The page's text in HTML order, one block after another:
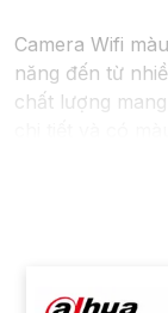
Camera Wifi
năng đến từ
chất lượng
nghệ đèn led
phép bạn nhận
camera ghi lại,
người tham khảo.